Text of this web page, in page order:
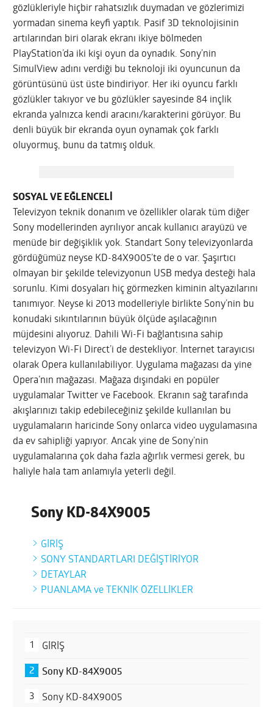
gözlükleriyle hiçbir rahatsızlık duymadan ve gözlerimizi
yormadan sinema keyfi yaptık. Pasif 3D teknolojisinin
artılarından biri olarak ekranı ikiye bölmeden
PlayStation’da iki kişi oyun da oynadık. Sony’nin
SimulView adını verdiği bu teknoloji iki oyuncunun da
görüntüsünü üst üste bindiriyor. Her iki oyuncu farklı
gözlükler takıyor ve bu gözlükler sayesinde 84 inçlik
ekranda yalnızca kendi aracını/karakterini görüyor. Bu
denli büyük bir ekranda oyun oynamak çok farklı
oluyormuş, bunu da tatmış olduk.
SOSYAL VE EĞLENCELİ
Televizyon teknik donanım ve özellikler olarak tüm diğer
Sony modellerinden ayrılıyor ancak kullanıcı arayüzü ve
menüde bir değişiklik yok. Standart Sony televizyonlarda
gördüğümüz neyse KD-84X9005’te de o var. Şaşırtıcı
olmayan bir şekilde televizyonun USB medya desteği hala
sorunlu. Kimi dosyaları hiç görmezken kiminin altyazılarını
tanımıyor. Neyse ki 2013 modelleriyle birlikte Sony’nin bu
konudaki sıkıntılarının büyük ölçüde aşılacağının
müjdesini alıyoruz. Dahili Wi-Fi bağlantısına sahip
televizyon Wi-Fi Direct’i de destekliyor. İnternet tarayıcısı
olarak Opera kullanılabiliyor. Uygulama mağazası da yine
Opera’nın mağazası. Mağaza dışındaki en popüler
uygulamalar Twitter ve Facebook. Ekranın sağ tarafında
akışlarınızı takip edebileceğiniz şekilde kullanılan bu
uygulamaların haricinde Sony onlarca video uygulamasına
da ev sahipliği yapıyor. Ancak yine de Sony’nin
uygulamalarına çok daha fazla ağırlık vermesi gerek, bu
haliyle hala tam anlamıyla yeterli değil.
GİRİŞ
Sony KD-84X9005
Sony KD-84X9005